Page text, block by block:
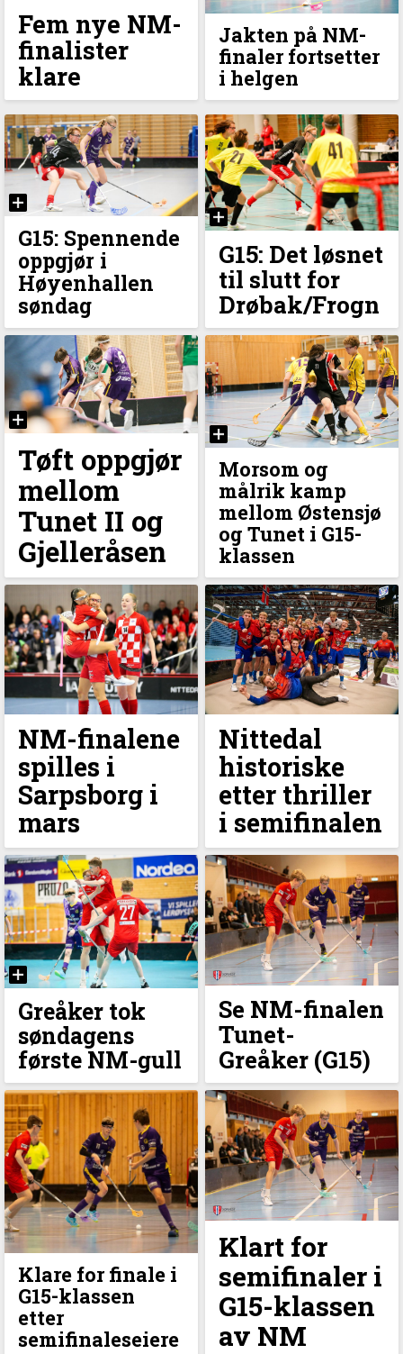
Fem nye NM-
finalister
klare
Jakten på NM-
finaler fortsetter
i helgen
G15: Spennende
oppgjør i
Høyenhallen
søndag
G15: Det løsnet
til slutt for
Drøbak/Frogn
Tøft oppgjør
mellom
Tunet II og
Gjelleråsen
Morsom og
målrik kamp
mellom Østensjø
og Tunet i G15-
klassen
NM-finalene
spilles i
Sarpsborg i
mars
Nittedal
historiske
etter thriller
i semifinalen
Greåker tok
søndagens
første NM-gull
Se NM-finalen
Tunet-
Greåker (G15)
Klare for finale i
G15-klassen
etter
semifinaleseiere
Klart for
semifinaler i
G15-klassen
av NM